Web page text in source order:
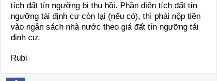
tích đất tín ngưỡng bị thu hồi. Phần diện tích đất tín
ngưỡng tái định cư còn lại (nếu có), thì phải nộp tiền
vào ngân sách nhà nước theo giá đất tín ngưỡng tái
định cư.
Rubi